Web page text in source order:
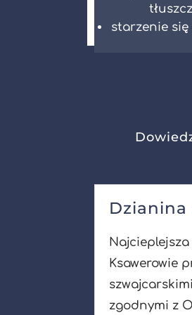
starzenie
Dzianina
Ksawerowie
zgodnymi z